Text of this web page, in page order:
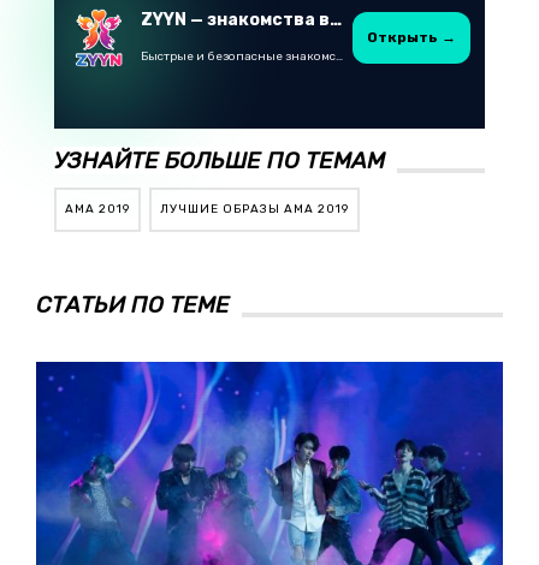
ZYYN — знакомства в Казахстане
Быстрые и безопасные знакомства в Telegram
Открыть →
УЗНАЙТЕ БОЛЬШЕ ПО ТЕМАМ
AMA 2019 ЛУЧШИЕ ОБРАЗЫ AMA 2019
СТАТЬИ ПО ТЕМЕ